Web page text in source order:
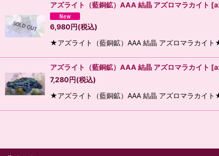
アズライト（藍銅鉱）AAA 結晶 アズロマラカイト [
6,980円(税込)
★アズライト（藍銅鉱）AAA 結晶 アズロマラカイ
アズライト（藍銅鉱）AAA 結晶 アズロマラカイト [
7,280円(税込)
★アズライト（藍銅鉱）AAA 結晶 アズロマラカイ